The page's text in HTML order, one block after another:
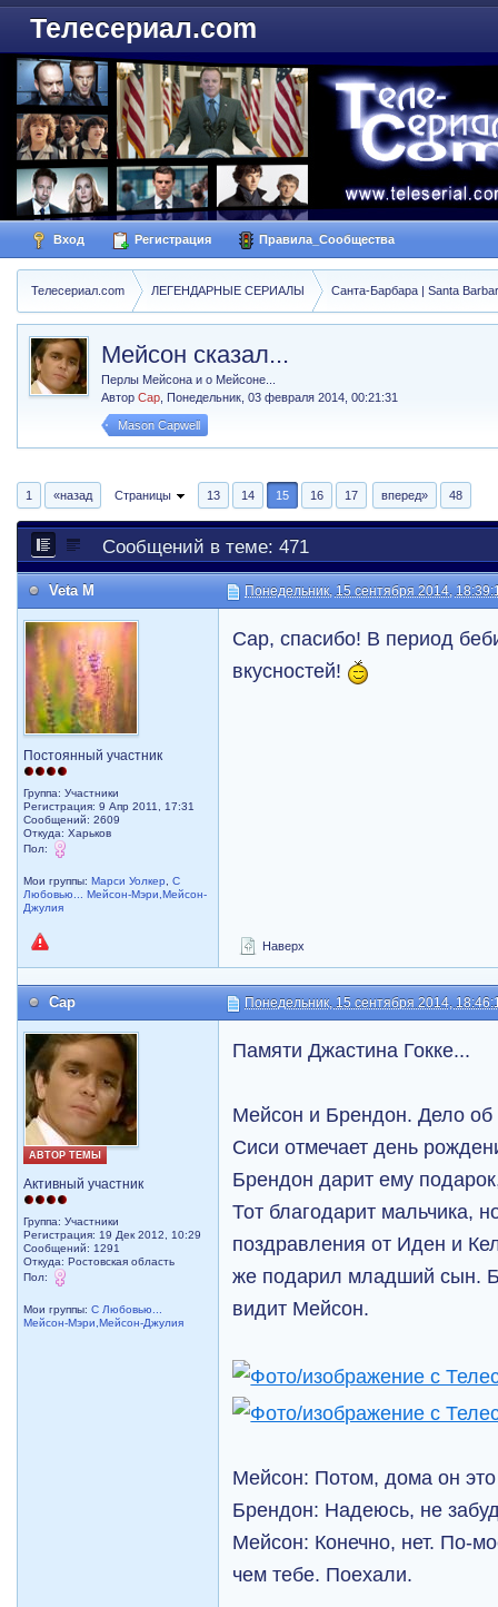
Телесериал.com
Вход Регистрация Правила_Сообщества
Телесериал.com ЛЕГЕНДАРНЫЕ СЕРИАЛЫ Санта-Барбара | Santa
Мейсон сказал...
Перлы Мейсона и о Мейсоне...
АвторCap ,Понедельник, 03 февраля 2014, 00:21:31
Mason Capwell
1 «назад Страницы 13 14 15 16 17 вперед» 48
Сообщений в теме: 471
Veta M Понедельник, 15 сентября 2014,
Постоянный участник
Группа: Участники
Регистрация: 9 Апр 2011, 17:31
Сообщений: 2609
Откуда: Харьков
Пол:
Мои группы:Марси Уолкер ,С
Любовью... Мейсон-Мэри,Мейсон-
Джулия
Cap, спасибо! В период
вкусностей!
Наверх
Cap Понедельник, 15 сентября 2014,
АВТОР ТЕМЫ
Активный участник
Группа: Участники
Регистрация: 19 Дек 2012, 10:29
Сообщений: 1291
Откуда: Ростовская область
Пол:
Мои группы:С Любовью...
Мейсон-Мэри,Мейсон-Джулия
Памяти Джастина Гокке...
Мейсон и Брендон. Дело об
Сиси отмечает день
Брендон дарит ему
Тот благодарит мальчика,
поздравления от Иден и
же подарил младший сын.
видит Мейсон.
Мейсон: Потом, дома он это
Брендон: Надеюсь, не
Мейсон: Конечно, нет. По-
чем тебе. Поехали.